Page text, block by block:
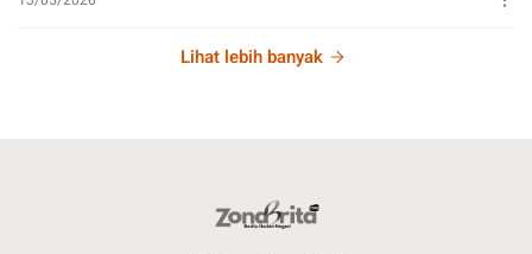
Lihat lebih banyak